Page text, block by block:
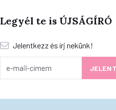
Legyél te is ÚJSÁGÍRÓ
Jelentkezz és írj nekünk!